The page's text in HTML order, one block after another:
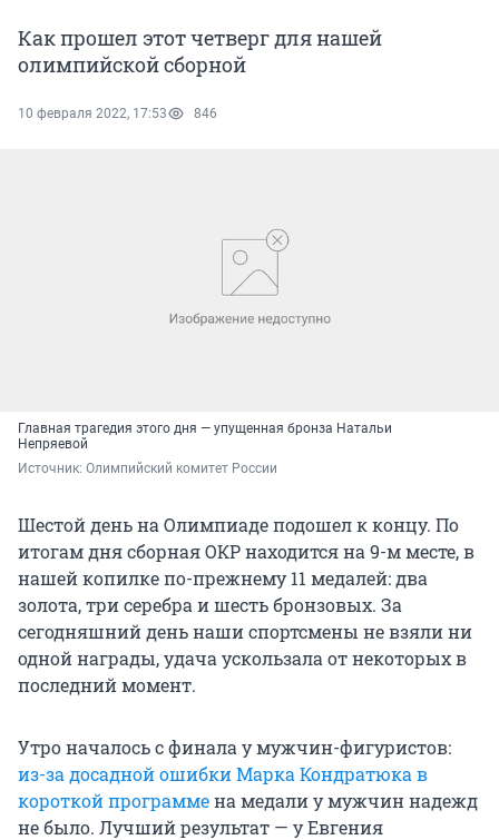
Как прошел этот четверг для нашей
олимпийской сборной
10 февраля 2022, 17:53 846
Главная трагедия этого дня — упущенная бронза Натальи
Непряевой
Источник: Олимпийский комитет России
Шестой день на Олимпиаде подошел к концу. По
итогам дня сборная ОКР находится на 9-м месте, в
нашей копилке по-прежнему 11 медалей: два
золота, три серебра и шесть бронзовых. За
сегодняшний день наши спортсмены не взяли ни
одной награды, удача ускользала от некоторых в
последний момент.
Утро началось с финала у мужчин-фигуристов:
из-за досадной ошибки Марка Кондратюка в
короткой программена медали у мужчин надежд
не было. Лучший результат — у Евгения